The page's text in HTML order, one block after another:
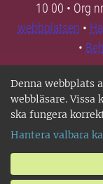
Denna webbplats
webbläsare. Vissa
ska fungera
Hantera valbara
10 00 • Org
webbplatsen •
•